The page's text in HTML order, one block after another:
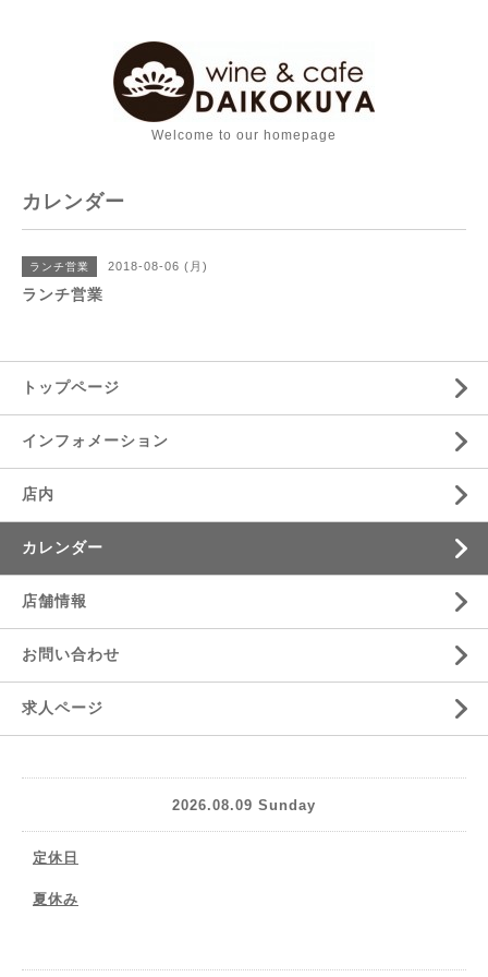
Welcome to our homepage
カレンダー
ランチ営業 2018-08-06 (月)
ランチ営業
トップページ
インフォメーション
店内
カレンダー
店舗情報
お問い合わせ
求人ページ
2026.08.09 Sunday
定休日
夏休み